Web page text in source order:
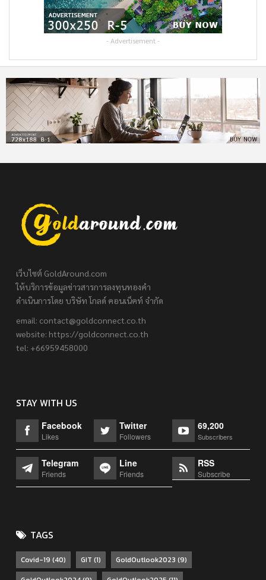
- Advertisement -
เว็บไซต์ GoldAround.com
ให้บริการข้อมูลข่าวสารการลงทุนทองคำ
ดำเนินการโดย บริษัท โกลด์ คอนเน็คท์ จำกัด
email: contact@goldconnect.co.th
website: https://goldconnect.co.th
tel: +66959458000
STAY WITH US
Facebook
Likes
Twitter
Followers
69,200
Subscribers
Telegram
Friends
Line
Friends
RSS
Subscribe
TAGS
Covid-19 (40) GIT (1) GoldOutlook2023 (9)